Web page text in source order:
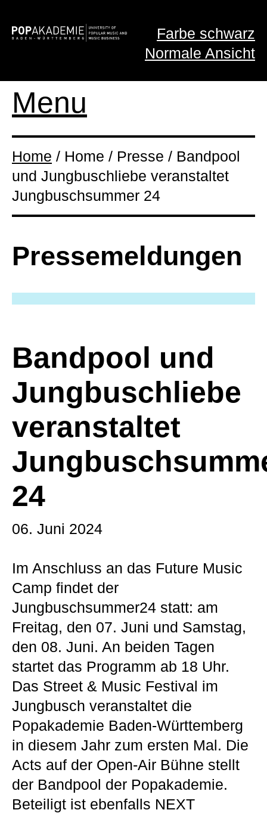
Farbe schwarz
Normale Ansicht
Menu
Home / Home / Presse / Bandpool
und Jungbuschliebe veranstaltet
Jungbuschsummer 24
Presse­meldungen
Bandpool und
Jungbuschliebe
veranstaltet
24
06. Juni 2024
Im Anschluss an das Future Music
Camp findet der
Jungbuschsummer24 statt: am
Freitag, den 07. Juni und Samstag,
den 08. Juni. An beiden Tagen
startet das Programm ab 18 Uhr.
Das Street & Music Festival im
Jungbusch veranstaltet die
Popakademie Baden-Württemberg
in diesem Jahr zum ersten Mal. Die
Acts auf der Open-Air Bühne stellt
der Bandpool der Popakademie.
Beteiligt ist ebenfalls NEXT